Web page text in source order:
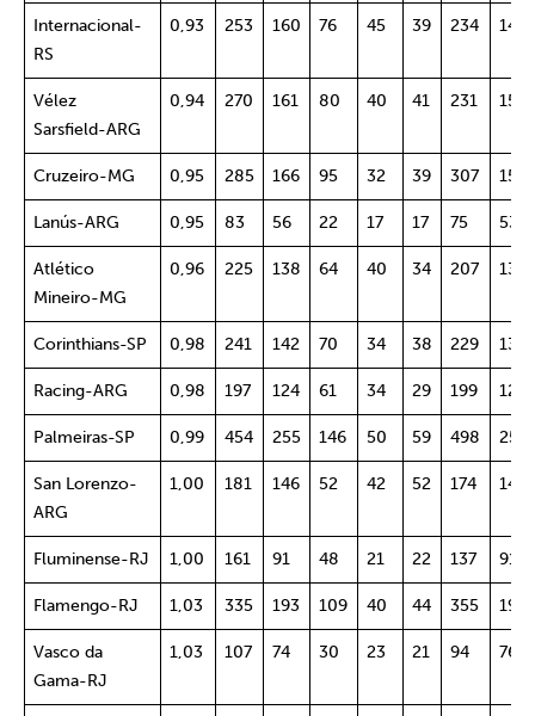
Internacional-
RS
0,93 253 160 76 45 39 234 149
Vélez
Sarsfield-ARG
0,94 270 161 80 40 41 231 152
Cruzeiro-MG 0,95 285 166 95 32 39 307 158
Lanús-ARG 0,95 83 56 22 17 17 75 53
Atlético
Mineiro-MG
0,96 225 138 64 40 34 207 133
Corinthians-SP 0,98 241 142 70 34 38 229 139
Racing-ARG 0,98 197 124 61 34 29 199 121
Palmeiras-SP 0,99 454 255 146 50 59 498 252
San Lorenzo-
ARG
1,00 181 146 52 42 52 174 146
Fluminense-RJ 1,00 161 91 48 21 22 137 91
Flamengo-RJ 1,03 335 193 109 40 44 355 198
Vasco da
Gama-RJ
1,03 107 74 30 23 21 94 76